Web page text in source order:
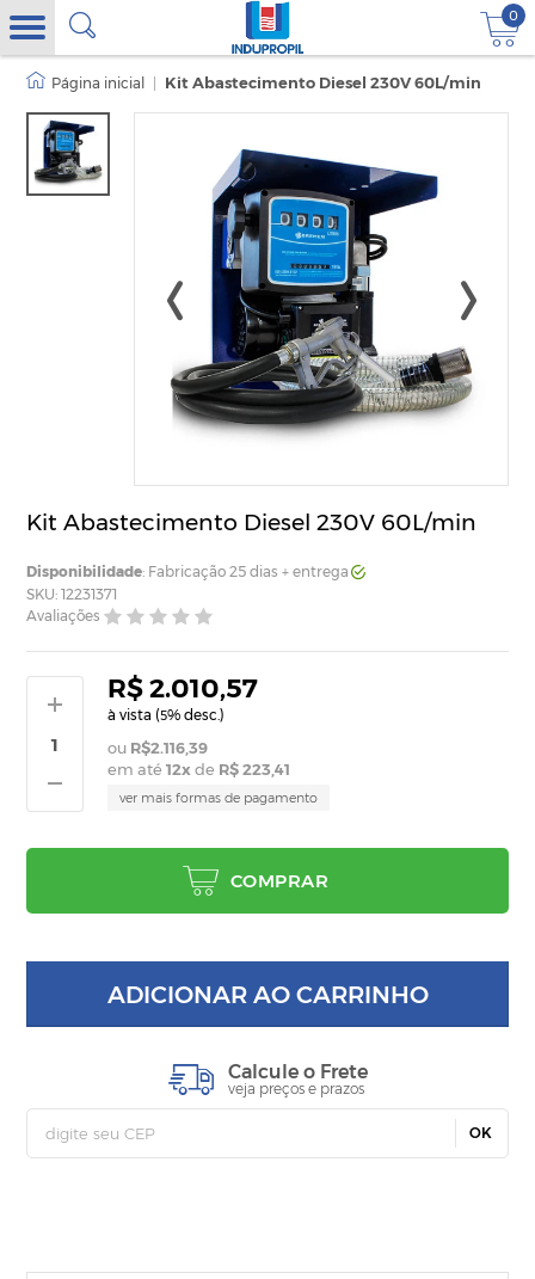
0
Kit Abastecimento Diesel 230V 60L/min
Kit Abastecimento Diesel 230V 60L/min
Disponibilidade: Fabricação 25 dias + entrega
SKU: 12231371
Avaliações
R$ 2.010,57
à vista (5% desc.)
R$2.116,39
em até12x de R$ 223,41
ver mais formas de pagamento
COMPRAR
ADICIONAR AO CARRINHO
Calcule o Frete
veja preços e prazos
OK